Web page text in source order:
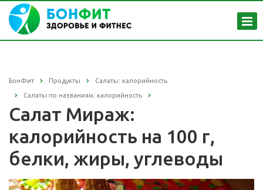
БонФит Продукты Салаты: калорийность
Салаты по названиям: калорийность
Салат Мираж:
калорийность на 100 г,
белки, жиры, углеводы